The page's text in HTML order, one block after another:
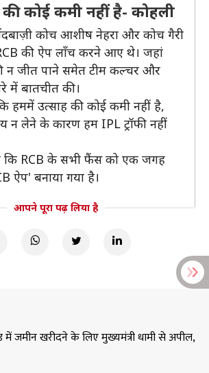
कोई कमी नहीं है- कोहली
कोच आशीष नेहरा और कोच गैरी
की ऐप लॉंच करने आए थे। जहां
न जीत पाने समेत टीम कल्चर और
में बातचीत की।
हममें उत्साह की कोई कमी नहीं है,
न लेने के कारण हम IPL ट्रॉफी नहीं
कि RCB के सभी फैंस को एक जगह
ऐप' बनाया गया है।
आपने पूरा पढ़ लिया है
जमीन खरीदने के लिए मुख्यमंत्री धामी से अपील,